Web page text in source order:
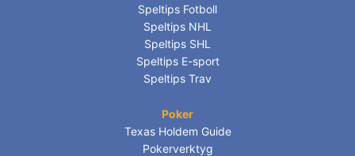
Speltips Fotboll
Speltips NHL
Speltips SHL
Speltips E-sport
Speltips Trav
Poker
Texas Holdem Guide
Pokerverktyg